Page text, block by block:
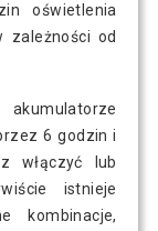
oświetlenia
zależności od
6 godzin i
włączyć lub
istnieje
kombinacje,